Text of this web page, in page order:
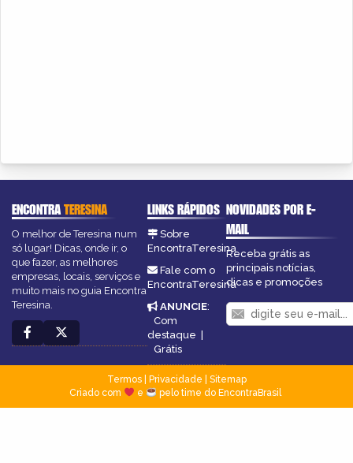
ENCONTRATERESINA
O melhor de Teresina num
só lugar! Dicas, onde ir, o
que fazer, as melhores
empresas, locais, serviços e
muito mais no guia Encontra
Teresina.
LINKS RÁPIDOS
Sobre
EncontraTeresina
Fale com o
EncontraTeresina
ANUNCIE:
Com
destaque |
Grátis
NOVIDADES POR E-
MAIL
Receba grátis as
principais notícias,
dicas e promoções
Termos| Privacidade
Sitemap
Criado com
e pelo time do EncontraBrasil